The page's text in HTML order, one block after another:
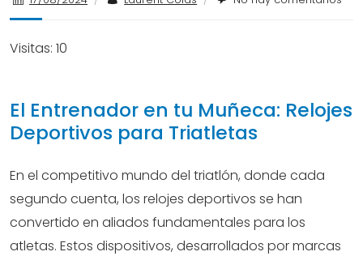
Visitas: 10
El Entrenador en tu Muñeca: Relojes
Deportivos para Triatletas
En el competitivo mundo del triatlón, donde cada
segundo cuenta, los relojes deportivos se han
convertido en aliados fundamentales para los
atletas. Estos dispositivos, desarrollados por marcas